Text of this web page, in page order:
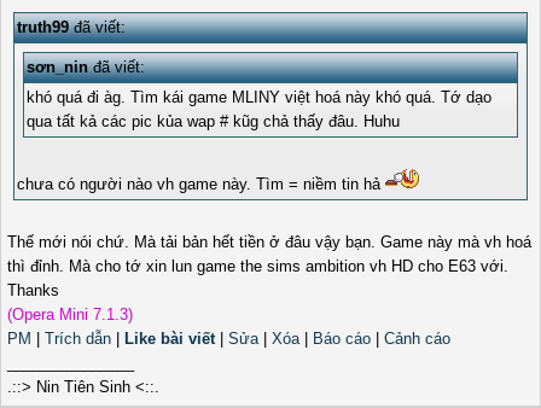
truth99đã viết:
sơn_ninđã viết:
khó quá đi àg. Tìm kái game MLINY việt hoá này khó quá. Tớ dạo
qua tất kả các pic kủa wap # kũg chả thấy đâu. Huhu
chưa có người nào vh game này. Tìm = niềm tin hả
Thế mới nói chứ. Mà tải bản hết tiền ở đâu vậy bạn. Game này mà vh hoá
thì đỉnh. Mà cho tớ xin lun game the sims ambition vh HD cho E63 với.
Thanks
(Opera Mini 7.1.3)
PM
Trích dẫn Like bài viết| Sửa| Xóa| Báo cáo
Cảnh cáo
.::> Nin Tiên Sinh <::.